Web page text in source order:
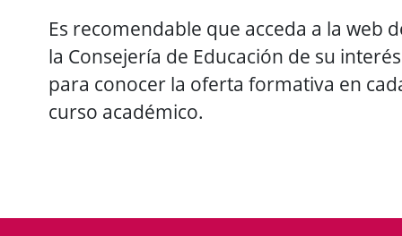
Es recomendable que acceda a la web
la Consejería de Educación de su interés
para conocer la oferta formativa en
curso académico.